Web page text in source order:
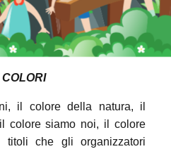
COLORI
il colore della natura, il
colore siamo noi, il colore
che gli organizzatori